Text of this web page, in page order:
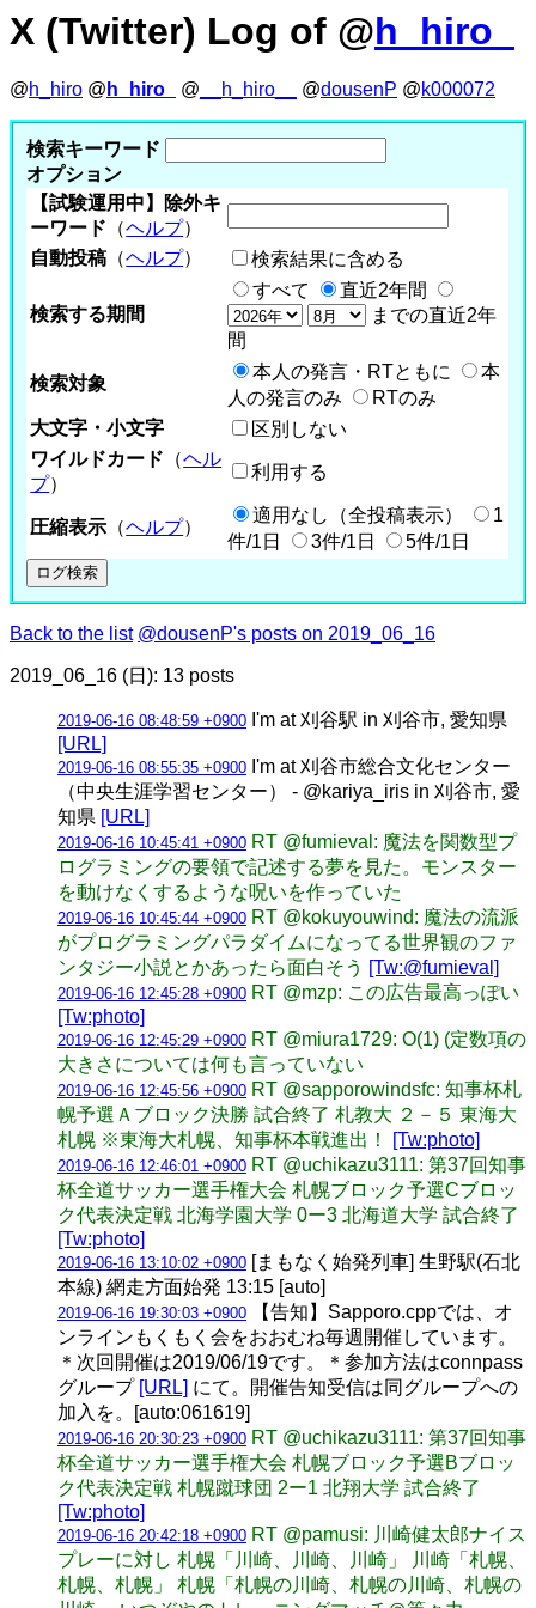
X (Twitter) Log of @h_hiro_
@h_hiro @ h_hiro_ @ __h_hiro__ @dousenP @k000072
検索キーワード
オプション
【試験運用中】除外キ
ーワード （ヘルプ）
自動投稿 （ヘルプ） 検索結果に含める
検索する期間
すべて
直近2年間
までの直近2年
間
検索対象
本人の発言・RTともに
本
人の発言のみ
RTのみ
大文字・小文字
区別しない
ワイルドカード （ヘル
プ）
利用する
圧縮表示 （ヘルプ）
適用なし（全投稿表示）
1
件/1日
3件/1日 5件/1日
Back to the list @dousenP's posts on 2019_06_16
2019_06_16 (日): 13 posts
2019-06-16 08:48:59 +0900 I'm at 刈谷駅 in 刈谷市, 愛知県
[URL]
2019-06-16 08:55:35 +0900 I'm at 刈谷市総合文化センター
（中央生涯学習センター） - @kariya_iris in 刈谷市, 愛
知県 [URL]
2019-06-16 10:45:41 +0900 RT @fumieval: 魔法を関数型プ
ログラミングの要領で記述する夢を見た。モンスター
を動けなくするような呪いを作っていた
2019-06-16 10:45:44 +0900 RT @kokuyouwind: 魔法の流派
がプログラミングパラダイムになってる世界観のファ
ンタジー小説とかあったら面白そう [Tw:@fumieval]
2019-06-16 12:45:28 +0900 RT @mzp: この広告最高っぽい
[Tw:photo]
2019-06-16 12:45:29 +0900 RT @miura1729: O(1) (定数項の
大きさについては何も言っていない
2019-06-16 12:45:56 +0900 RT @sapporowindsfc: 知事杯札
幌予選Ａブロック決勝 試合終了 札教大 ２－５ 東海大
札幌 ※東海大札幌、知事杯本戦進出！
[Tw:photo]
2019-06-16 12:46:01 +0900 RT @uchikazu3111: 第37回知事
杯全道サッカー選手権大会 札幌ブロック予選Cブロッ
ク代表決定戦 北海学園大学 0ー3 北海道大学 試合終了
[Tw:photo]
2019-06-16 13:10:02 +0900 [まもなく始発列車] 生野駅(石北
本線) 網走方面始発 13:15 [auto]
2019-06-16 19:30:03 +0900 【告知】Sapporo.cppでは、オ
ンラインもくもく会をおおむね毎週開催しています。
＊次回開催は2019/06/19です。＊参加方法はconnpass
グループ [URL] にて。開催告知受信は同グループへの
加入を。[auto:061619]
2019-06-16 20:30:23 +0900 RT @uchikazu3111: 第37回知事
杯全道サッカー選手権大会 札幌ブロック予選Bブロッ
ク代表決定戦 札幌蹴球団 2ー1 北翔大学 試合終了
[Tw:photo]
2019-06-16 20:42:18 +0900 RT @pamusi: 川崎健太郎ナイス
プレーに対し 札幌「川崎、川崎、川崎」 川崎「札幌、
札幌、札幌」 札幌「札幌の川崎、札幌の川崎、札幌の